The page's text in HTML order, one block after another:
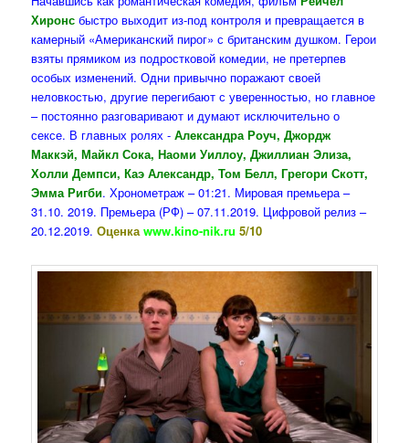
Хиронс быстро выходит из-под контроля и превращается в
камерный «Американский пирог» с британским душком. Герои
взяты прямиком из подростковой комедии, не претерпев
особых изменений. Одни привычно поражают своей
неловкостью, другие перегибают с уверенностью, но главное
– постоянно разговаривают и думают исключительно о
сексе. В главных ролях -Александра Роуч, Джордж
Маккэй, Майкл Сока, Наоми Уиллоу, Джиллиан Элиза,
Холли Демпси, Каэ Александр, Том Белл, Грегори Скотт,
Эмма Ригби. Хронометраж – 01:21. Мировая премьера –
31.10. 2019. Премьера (РФ) – 07.11.2019. Цифровой релиз –
20.12.2019.Оценкаwww.kino-nik.ru 5/10